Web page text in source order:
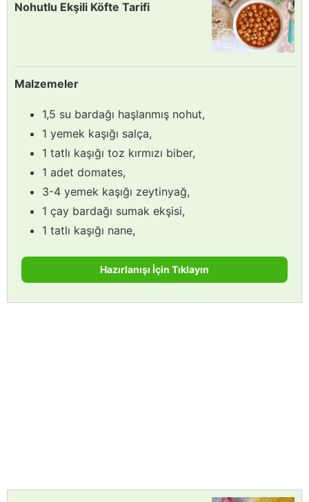
Nohutlu Ekşili Köfte Tarifi
Malzemeler
1,5 su bardağı haşlanmış nohut,
1 yemek kaşığı salça,
1 tatlı kaşığı toz kırmızı biber,
1 adet domates,
3-4 yemek kaşığı zeytinyağ,
1 çay bardağı sumak ekşisi,
1 tatlı kaşığı nane,
Hazırlanışı İçin Tıklayın